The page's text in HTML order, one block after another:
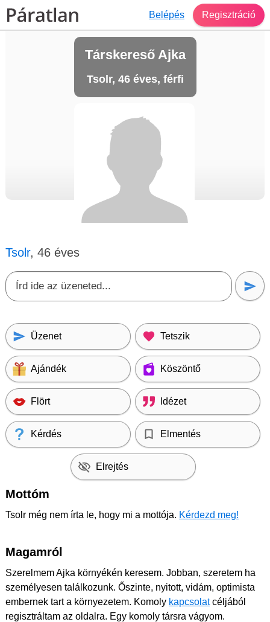
Belépés Regisztráció
Társkereső Ajka
Tsolr, 46 éves, férfi
Tsolr, 46 éves
Üzenet Tetszik
Ajándék Köszöntő
Flört Idézet
Kérdés Elmentés
Elrejtés
Mottóm
Tsolr még nem írta le, hogy mi a mottója. Kérdezd meg!
Magamról
Szerelmem Ajka környékén keresem. Jobban, szeretem ha
személyesen találkozunk. Őszinte, nyitott, vidám, optimista
embernek tart a környezetem. Komoly kapcsolatcéljából
regisztráltam az oldalra. Egy komoly társra vágyom.